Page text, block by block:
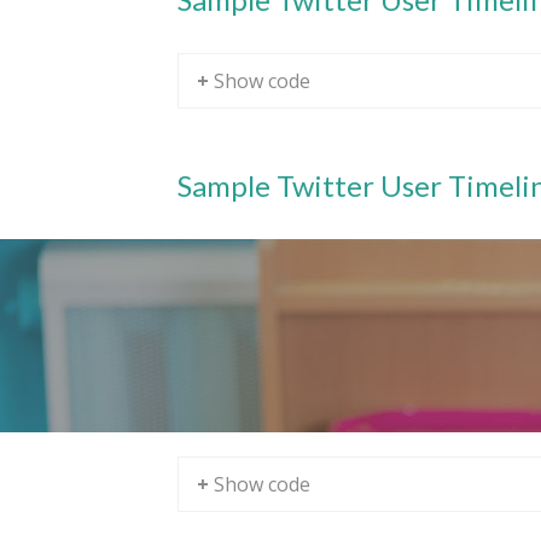
+ Show code
Sample Twitter User
+ Show code